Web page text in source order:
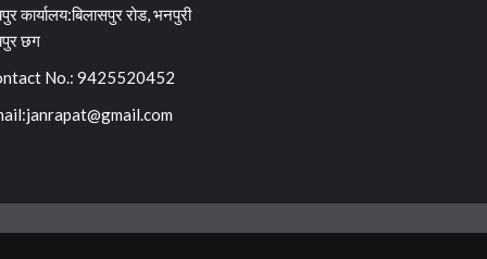
कार्यालय:बिलासपुर रोड, भनपुरी
छग
No.: 9425520452
janrapat@gmail.com